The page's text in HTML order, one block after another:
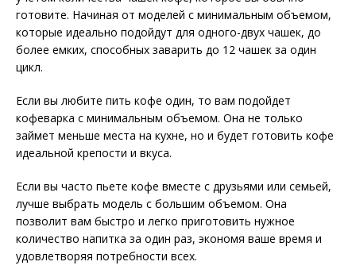
готовите. Начиная от моделей с минимальным объемом,
которые идеально подойдут для одного-двух чашек, до
более емких, способных заварить до 12 чашек за один
цикл.
Если вы любите пить кофе один, то вам подойдет
кофеварка с минимальным объемом. Она не только
займет меньше места на кухне, но и будет готовить кофе
идеальной крепости и вкуса.
Если вы часто пьете кофе вместе с друзьями или семьей,
лучше выбрать модель с большим объемом. Она
позволит вам быстро и легко приготовить нужное
количество напитка за один раз, экономя ваше время и
удовлетворяя потребности всех.